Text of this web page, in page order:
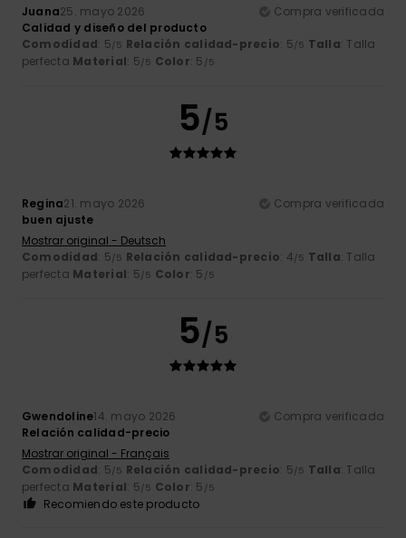
Juana25. mayo 2026
Compra verificada
Calidad y diseño del producto
Comodidad: 5/5 Relación calidad-precio: 5/5 Talla: Talla
perfecta Material: 5/5 Color: 5 /5
5/5
Regina21. mayo 2026
Compra verificada
buen ajuste
Mostrar original - Deutsch
Comodidad: 5/5 Relación calidad-precio: 4/5 Talla: Talla
perfecta Material: 5/5 Color: 5 /5
5/5
Gwendoline14. mayo 2026
Compra verificada
Relación calidad-precio
Mostrar original - Français
Comodidad: 5/5 Relación calidad-precio: 5/5 Talla: Talla
perfecta Material: 5/5 Color: 5 /5
Recomiendo este producto